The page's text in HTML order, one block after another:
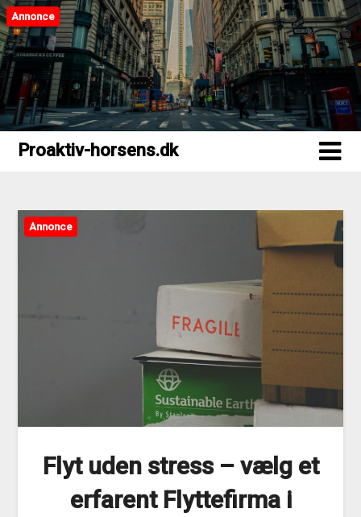
Proaktiv-horsens.dk
Annonce
Proaktiv-horsens.dk
Annonce
Flyt uden stress – vælg et
erfarent Flyttefirma i